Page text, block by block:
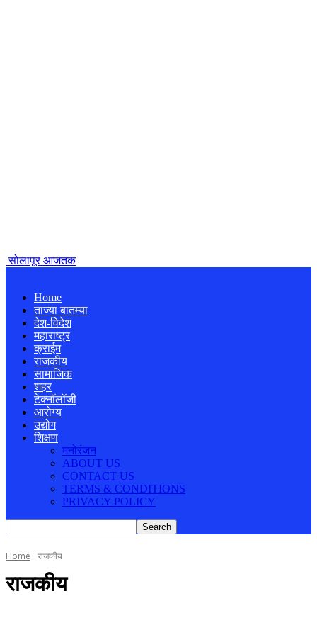
सोलापूर आजतक
Home
ताज्या बातम्या
देश-विदेश
महाराष्ट्र
क्राईम
राजकीय
सामाजिक
शहर
टेक्नॉलॉजी
आरोग्य
उद्योग
शिक्षण
मनोरंजन
ABOUT US
CONTACT US
TERMS & CONDITIONS
PRIVACY POLICY
Home राजकीय
राजकीय